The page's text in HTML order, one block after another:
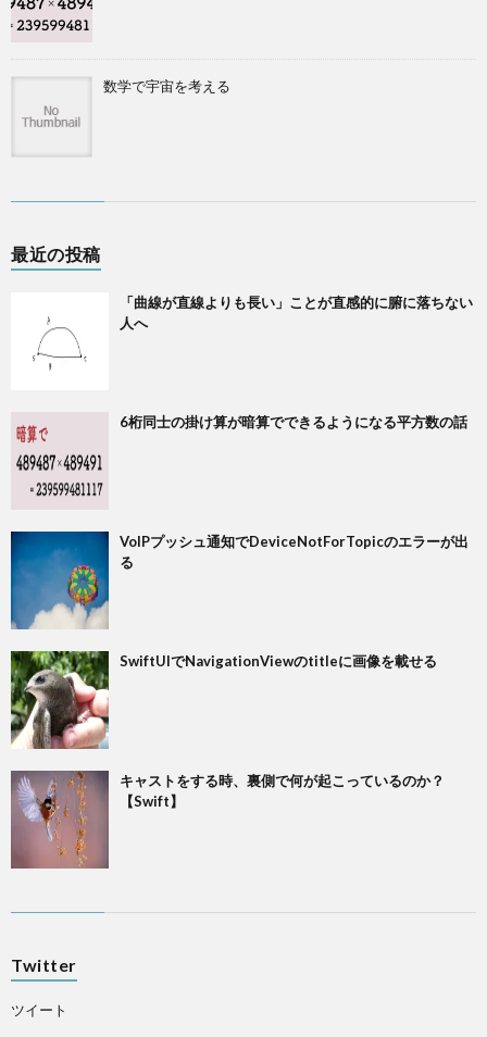
数学で宇宙を考える
最近の投稿
「曲線が直線よりも長い」ことが直感的に腑に落ちない
人へ
6桁同士の掛け算が暗算でできるようになる平方数の話
VoIPプッシュ通知でDeviceNotForTopicのエラーが出
る
SwiftUIでNavigationViewのtitleに画像を載せる
キャストをする時、裏側で何が起こっているのか？
【Swift】
Twitter
ツイート